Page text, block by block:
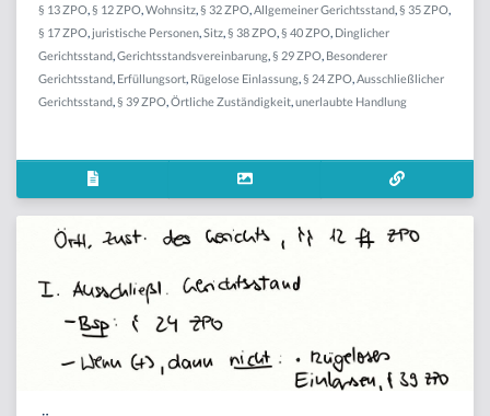
§ 13 ZPO § 12 ZPO Wohnsitz § 32 ZPO Allgemeiner Gerichtsstand § 35 ZPO
§ 17 ZPO juristische Personen Sitz § 38 ZPO § 40 ZPO Dinglicher
Gerichtsstand Gerichtsstandsvereinbarung § 29 ZPO Besonderer
Gerichtsstand Erfüllungsort Rügelose Einlassung § 24 ZPO Ausschließlicher
Gerichtsstand § 39 ZPO Örtliche Zuständigkeit unerlaubte Handlung